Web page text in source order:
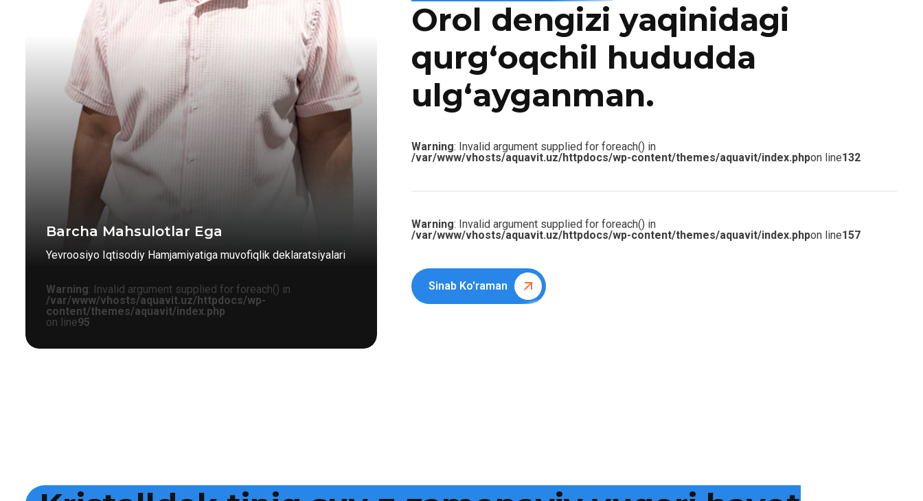
Barcha Mahsulotlar Ega
Yevroosiyo Iqtisodiy Hamjamiyatiga muvofiqlik deklaratsiyalari
Warning: Invalid argument supplied for foreach() in
/var/www/vhosts/aquavit.uz/httpdocs/wp-
content/themes/aquavit/index.php
on line95
Orol dengizi yaqinidagi
qurg‘oqchil hududda
ulg‘ayganman.
Warning: Invalid argument supplied for foreach() in
/var/www/vhosts/aquavit.uz/httpdocs/wp-content/themes/aquavit/index.phpon line132
Warning: Invalid argument supplied for foreach() in
/var/www/vhosts/aquavit.uz/httpdocs/wp-content/themes/aquavit/index.phpon line157
Sinab Ko'raman